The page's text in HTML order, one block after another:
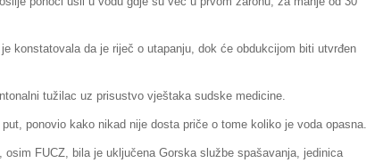
konstatovala da je riječ o utapanju, dok će obdukcijom biti utvrđen
tužilac uz prisustvo vještaka sudske medicine.
ponovio kako nikad nije dosta priče o tome koliko je voda opasna.
FUCZ, bila je uključena Gorska službe spašavanja, jedinica